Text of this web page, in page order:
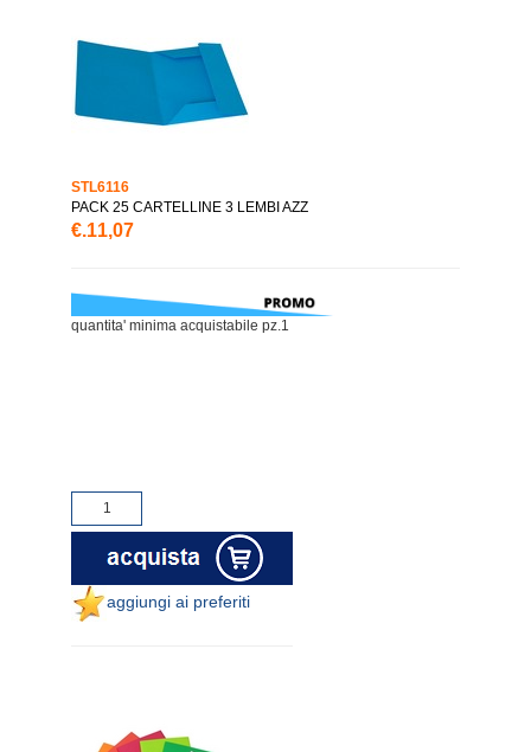
STL6116
PACK 25 CARTELLINE 3 LEMBI AZZ
€.11,07
quantita' minima acquistabile pz.1
aggiungi ai preferiti